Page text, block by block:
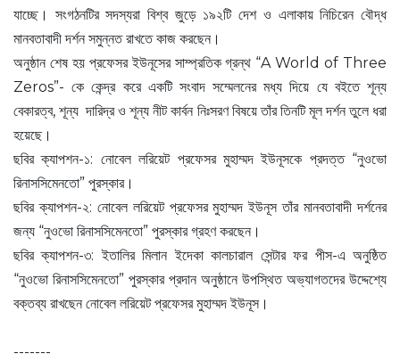
যাচ্ছে। সংগঠনটির সদস্যরা বিশ্ব জুড়ে ১৯২টি দেশ ও এলাকায় নিচিরেন বৌদ্ধ
মানবতাবাদী দর্শন সমুন্নত রাখতে কাজ করছেন।
অনুষ্ঠান শেষ হয় প্রফেসর ইউনূসের সাম্প্রতিক গ্রন্থ “A World of Three
Zeros”- কে কেন্দ্র করে একটি সংবাদ সম্মেলনের মধ্য দিয়ে যে বইতে শূন্য
বেকারত্ব, শূন্য দারিদ্র ও শূন্য নীট কার্বন নিঃসরণ বিষয়ে তাঁর তিনটি মূল দর্শন তুলে ধরা
হয়েছে।
ছবির ক্যাপশন-১: নোবেল লরিয়েট প্রফেসর মুহাম্মদ ইউনূসকে প্রদত্ত “নুওভো
রিনাসসিমেনতো” পুরস্কার।
ছবির ক্যাপশন-২: নোবেল লরিয়েট প্রফেসর মুহাম্মদ ইউনূস তাঁর মানবতাবাদী দর্শনের
জন্য “নুওভো রিনাসসিমেনতো” পুরস্কার গ্রহণ করছেন।
ছবির ক্যাপশন-৩: ইতালির মিলান ইদেকা কালচারাল সেন্টার ফর পীস-এ অনুষ্ঠিত
“নুওভো রিনাসসিমেনতো” পুরস্কার প্রদান অনুষ্ঠানে উপস্থিত অভ্যাগতদের উদ্দেশ্যে
বক্তব্য রাখছেন নোবেল লরিয়েট প্রফেসর মুহাম্মদ ইউনূস।
-------